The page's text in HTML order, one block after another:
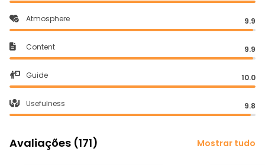
Atmosphere 9.9
Content 9.9
Guide 10.0
Usefulness 9.8
Avaliações (171) Mostrar tudo